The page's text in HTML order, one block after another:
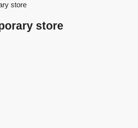
store
store